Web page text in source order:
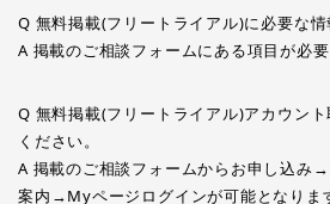
Q 無料掲載(フリートライアル)に必要な情
A 掲載のご相談フォームにある項目が必要
Q 無料掲載(フリートライアル)アカウン
ください。
A 掲載のご相談フォームからお申し込み
案内→Myページログインが可能となりま